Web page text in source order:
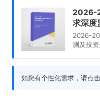
2026-
求深度
2026-
测及投
如您有个性化需求，请点击